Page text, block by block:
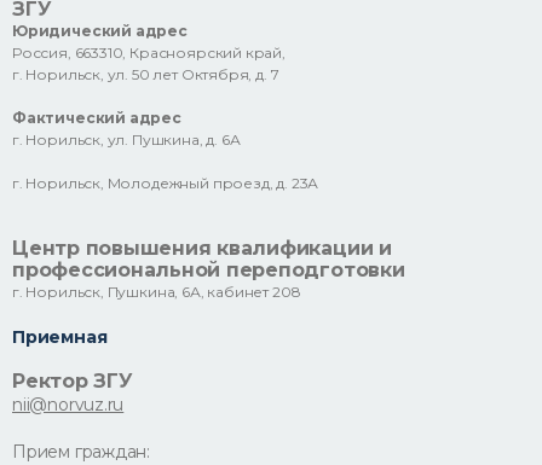
ЗГУ
Юридический адрес
Россия, 663310, Красноярский край,
г. Норильск, ул. 50 лет Октября, д. 7
Фактический адрес
г. Норильск, ул. Пушкина, д. 6А
г. Норильск, Молодежный проезд, д. 23А
Центр повышения квалификации и
профессиональной переподготовки
г. Норильск, Пушкина, 6А, кабинет 208
Приемная
Ректор ЗГУ
nii@norvuz.ru
Прием граждан: